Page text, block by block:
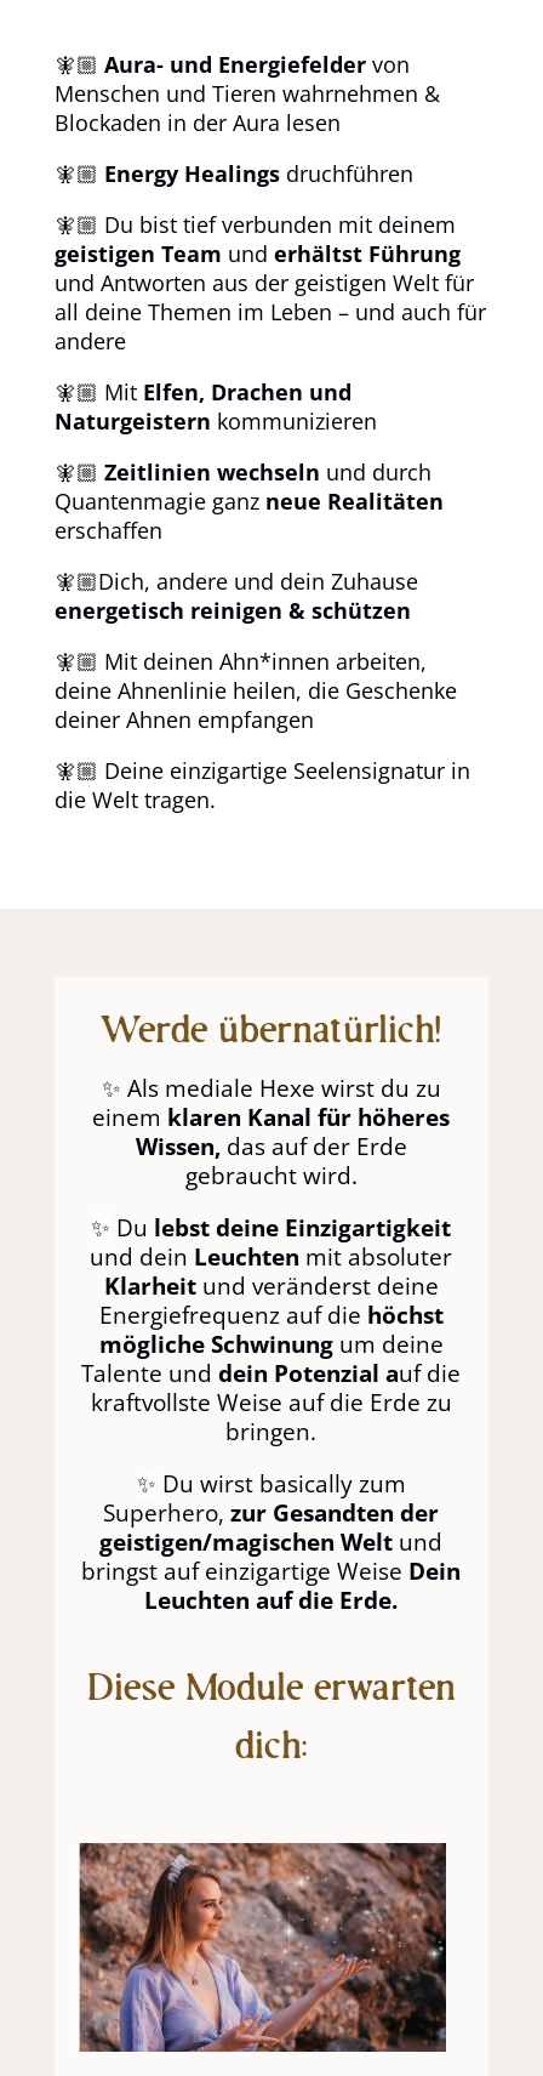
🧚🏼 Aura- und Energiefeldervon
Menschen und Tieren wahrnehmen &
Blockaden in der Aura lesen
🧚🏼 Energy Healingsdruchführen
🧚🏼 Du bist tief verbunden mit deinem
geistigen Team und erhältst Führung
und Antworten aus der geistigen Welt für
all deine Themen im Leben – und auch für
andere
🧚🏼 Mit Elfen, Drachen und
Naturgeistern kommunizieren
🧚🏼 Zeitlinien wechseln und durch
Quantenmagie ganz neue Realitäten
erschaffen
🧚🏼Dich, andere und dein Zuhause
energetisch reinigen & schützen
🧚🏼 Mit deinen Ahn*innen arbeiten,
deine Ahnenlinie heilen, die Geschenke
deiner Ahnen empfangen
🧚🏼 Deine einzigartige Seelensignatur in
die Welt tragen.
Werde übernatürlich!
✨ Als mediale Hexe wirst du zu
einem klaren Kanal für höheres
Wissen,das auf der Erde
gebraucht wird.
✨ Du lebst deine Einzigartigkeit
und dein Leuchten mit absoluter
Klarheitund veränderst deine
Energiefrequenz auf die höchst
mögliche Schwinungum deine
Talente und dein Potenzial auf die
kraftvollste Weise auf die Erde zu
bringen.
✨ Du wirst basically zum
Superhero, zur Gesandten der
geistigen/magischen Welt und
bringst auf einzigartige Weise Dein
Leuchten auf die Erde.
Diese Module erwarten
dich: